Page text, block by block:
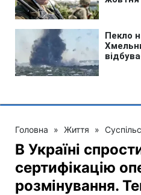
Головна » Життя »
В Україні
сертифікацію
розмінування.